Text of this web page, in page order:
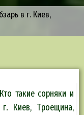
в г. Киев,
такие сорняки и
Киев, Троещина,